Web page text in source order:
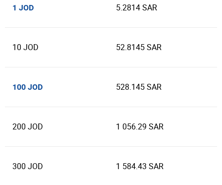
1 JOD 5.2814 SAR
10 JOD 52.8145 SAR
100 JOD 528.145 SAR
200 JOD 1 056.29 SAR
300 JOD 1 584.43 SAR